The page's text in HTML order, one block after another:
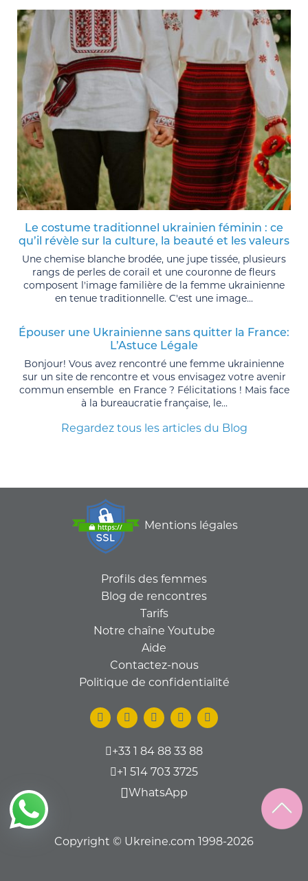
Le costume traditionnel ukrainien féminin : ce
qu’il révèle sur la culture, la beauté et les valeurs
Une chemise blanche brodée, une jupe tissée, plusieurs
rangs de perles de corail et une couronne de fleurs
composent l'image familière de la femme ukrainienne
en tenue traditionnelle. C'est une image...
Épouser une Ukrainienne sans quitter la France:
L’Astuce Légale
Bonjour! Vous avez rencontré une femme ukrainienne
sur un site de rencontre et vous envisagez votre avenir
commun ensemble en France ? Félicitations ! Mais face
à la bureaucratie française, le...
Regardez tous les articles du Blog
Mentions légales
Profils des femmes
Blog de rencontres
Tarifs
Notre chaîne Youtube
Aide
Contactez-nous
Politique de confidentialité
+33 1 84 88 33 88
+1 514 703 3725
WhatsApp
Copyright © Ukreine.com 1998-2026